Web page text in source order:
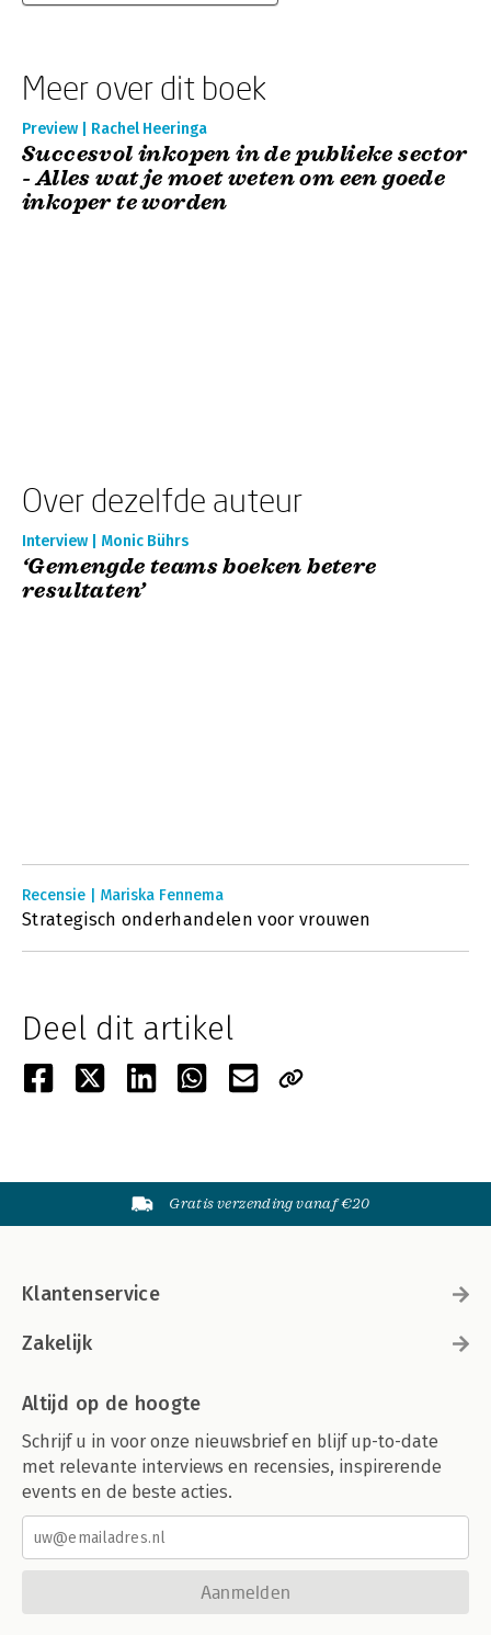
Meer over dit boek
Preview | Rachel Heeringa
Succesvol inkopen in de publieke sector
- Alles wat je moet weten om een goede
inkoper te worden
Over dezelfde auteur
Interview | Monic Bührs
‘Gemengde teams boeken betere
resultaten’
Recensie | Mariska Fennema
Strategisch onderhandelen voor vrouwen
Deel dit artikel
Gratis verzending vanaf €20
Klantenservice
Zakelijk
Altijd op de hoogte
Schrijf u in voor onze nieuwsbrief en blijf up-to-date
met relevante interviews en recensies, inspirerende
events en de beste acties.
Aanmelden